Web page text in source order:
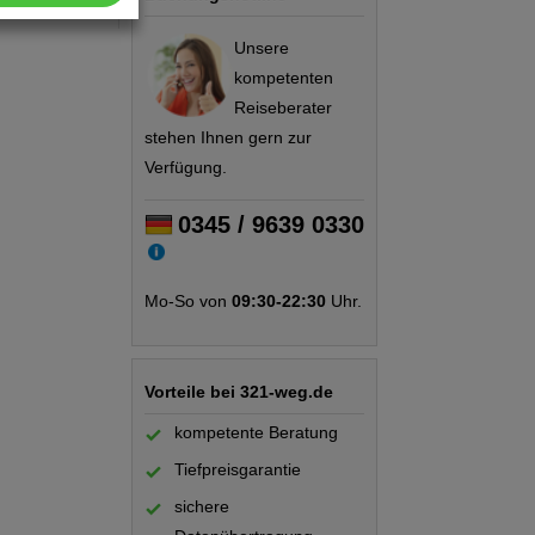
Unsere
kompetenten
Reiseberater
stehen Ihnen gern zur
Verfügung.
0345 / 9639 0330
Mo-So von 09:30-22:30 Uhr.
Vorteile bei 321-weg.de
kompetente Beratung
Tiefpreisgarantie
sichere